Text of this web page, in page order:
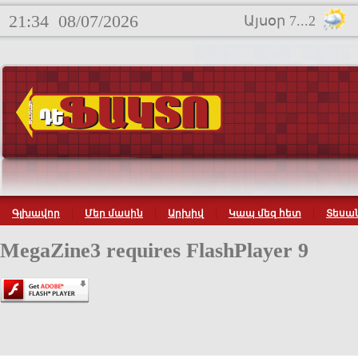
21:34 08/07/2026 Այսօր 7...2
Գլխավոր Մեր մասին Արխիվ Կապ մեզ հետ
MegaZine3 requires FlashPlayer 9